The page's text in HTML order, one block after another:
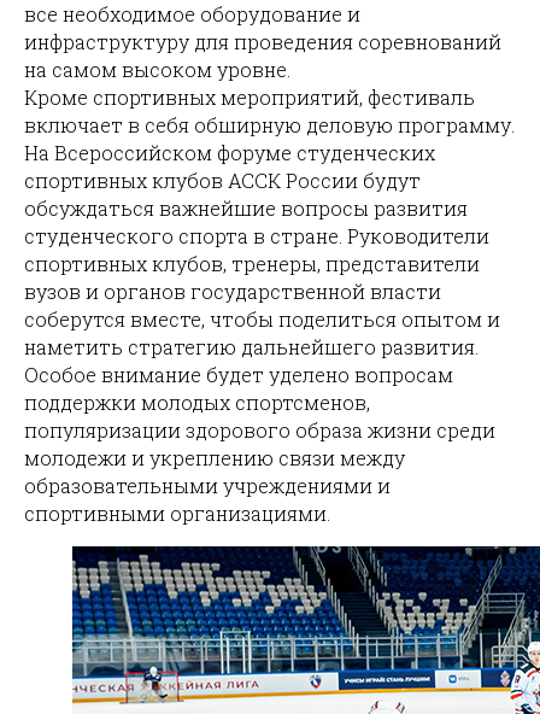
все необходимое оборудование и
инфраструктуру для проведения соревнований
на самом высоком уровне.
Кроме спортивных мероприятий, фестиваль
включает в себя обширную деловую программу.
На Всероссийском форуме студенческих
спортивных клубов АССК России будут
обсуждаться важнейшие вопросы развития
студенческого спорта в стране. Руководители
спортивных клубов, тренеры, представители
вузов и органов государственной власти
соберутся вместе, чтобы поделиться опытом и
наметить стратегию дальнейшего развития.
Особое внимание будет уделено вопросам
поддержки молодых спортсменов,
популяризации здорового образа жизни среди
молодежи и укреплению связи между
образовательными учреждениями и
спортивными организациями.